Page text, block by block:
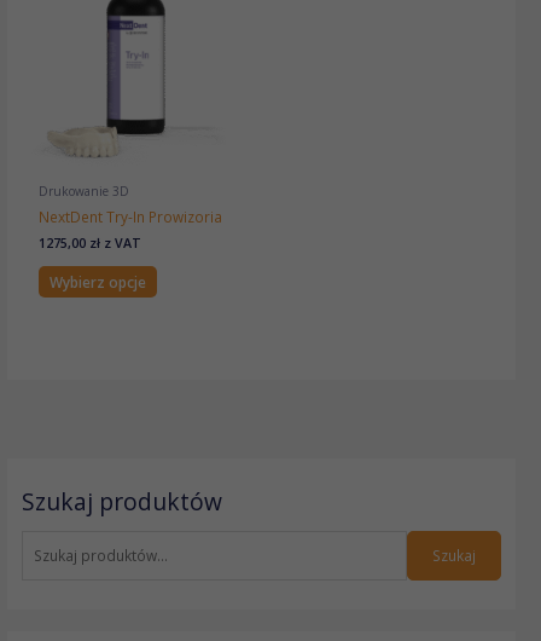
Szukaj produktów
z
Szukaj
Drukowanie 3D
NextDent Try-In Prowizoria
1275,00 zł z VAT
Wybierz opcje
ma
wiele
Opcje
można
wybrać